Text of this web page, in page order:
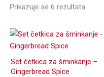
Prikazuje se 6 rezultata
Set četkica za šminkanje –
Gingerbread Spice